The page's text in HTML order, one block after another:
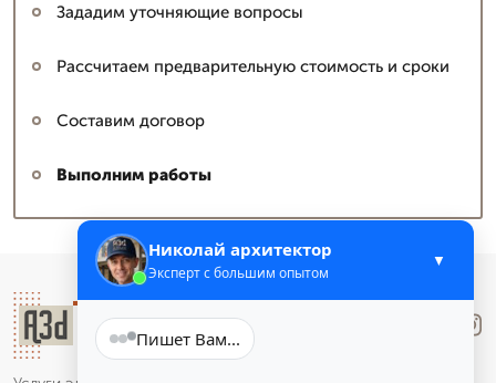
Зададим уточняющие вопросы
Рассчитаем предварительную стоимость и сроки
Составим договор
Выполним работы
Лучше.Звони
Николай архитектор
Эксперт с большим опытом
▼
Напишите, что вас интересует, и я
вам обязательно помогу.